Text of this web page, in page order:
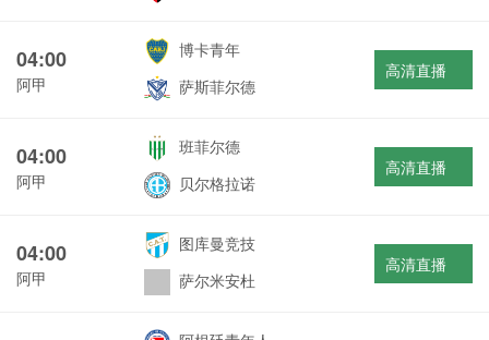
04:00
阿甲
博卡青年
萨斯菲尔德
高清直播
04:00
阿甲
班菲尔德
贝尔格拉诺
高清直播
04:00
阿甲
图库曼竞技
萨尔米安杜
高清直播